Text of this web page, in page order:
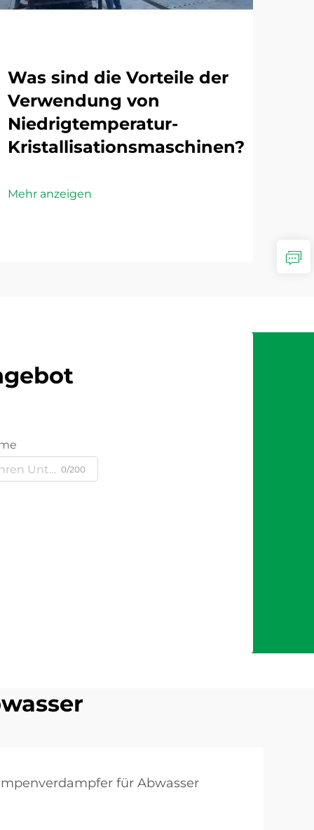
Was sind die Vorteile der
Verwendung von
Niedrigtemperatur-
Kristallisationsmaschinen?
Mehr anzeigen
0/200
für Abwasser